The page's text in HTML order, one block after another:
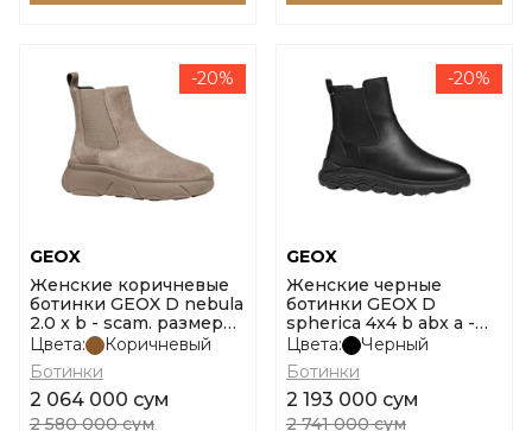
-20%
GEOX
Женские коричневые
ботинки GEOX D nebula
2.0 x b - scam. размер
37
Цвета:
Коричневый
Ботинки
2 064 000 сум
2 580 000 сум
-20%
GEOX
Женские черные
ботинки GEOX D
spherica 4x4 b abx a -
nappa размер 37
Цвета:
Черный
Ботинки
2 193 000 сум
2 741 000 сум